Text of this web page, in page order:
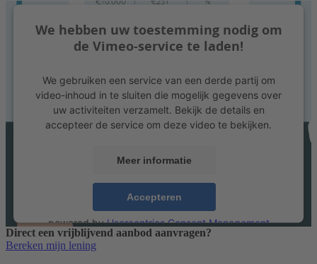
We hebben uw toestemming nodig om
de Vimeo-service te laden!
We gebruiken een service van een derde partij om
video-inhoud in te sluiten die mogelijk gegevens over
uw activiteiten verzamelt. Bekijk de details en
accepteer de service om deze video te bekijken.
Meer informatie
Accepteren
powered byUsercentrics Consent Management
Platform
Direct een vrijblijvend aanbod aanvragen?
Bereken mijn lening